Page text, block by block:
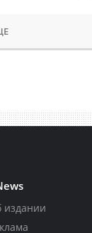
издании